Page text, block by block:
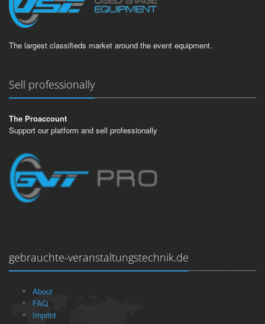
The largest classifieds market around the event equipment.
Sell professionally
The Proaccount
Support our platform and sell professionally
gebrauchte-veranstaltungstechnik.de
About
FAQ
Imprint